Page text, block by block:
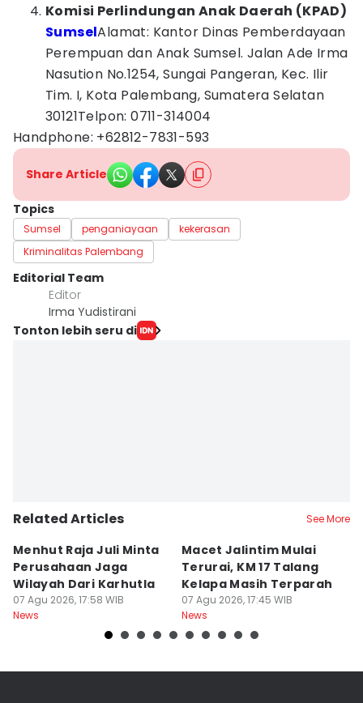
Komisi Perlindungan Anak Daerah (KPAD)
SumselAlamat: Kantor Dinas Pemberdayaan
Perempuan dan Anak Sumsel. Jalan Ade Irma
Nasution No.1254, Sungai Pangeran, Kec. Ilir
Tim. I, Kota Palembang, Sumatera Selatan
30121Telpon: 0711-314004
Handphone: +62812-7831-593
Share Article
Topics
Sumsel penganiayaan
kekerasan
Kriminalitas Palembang
Editorial Team
Editor
Irma Yudistirani
Tonton lebih seru di
Related Articles See More
Menhut Raja Juli Minta
Perusahaan Jaga
Wilayah Dari Karhutla
07 Agu 2026, 17:58 WIB
News
Macet Jalintim Mulai
Terurai, KM 17 Talang
Kelapa Masih Terparah
07 Agu 2026, 17:45 WIB
News